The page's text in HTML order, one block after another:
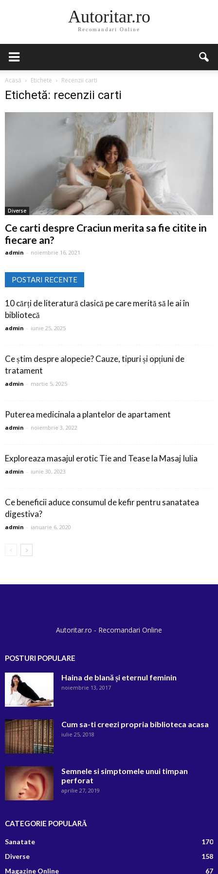
Autoritar.ro
Recomandari Online
Acasă Etichete Recenzii carti
Etichetă: recenzii carti
Diverse
Ce carti despre Craciun merita sa fie citite in
fiecare an?
admin - noiembrie 16, 2021
POSTARI RECENTE
10 cărți de literatură clasică pe care merită să le ai în
bibliotecă
admin - iunie 25, 2025
Ce știm despre alopecie? Cauze, tipuri și opțiuni de
tratament
admin - martie 5, 2025
Puterea medicinala a plantelor de apartament
admin - noiembrie 3, 2022
Exploreaza masajul erotic Tie and Tease la Masaj Iulia
admin - iunie 30, 2023
Ce beneficii aduce consumul de kefir pentru sanatatea
digestiva?
admin - ianuarie 6, 2020
Autoritar.ro - Recomandari Online
POSTURI POPULARE
Haina de blană și eternul feminin
noiembrie 13, 2017
Cum sa-ti creezi propria biblioteca acasa
iulie 25, 2018
Semnele si simptomele unui timpan
perforat
aprilie 27, 2019
CATEGORIE POPULARĂ
Sanatate
170
Diverse
158
Magazine Online
67